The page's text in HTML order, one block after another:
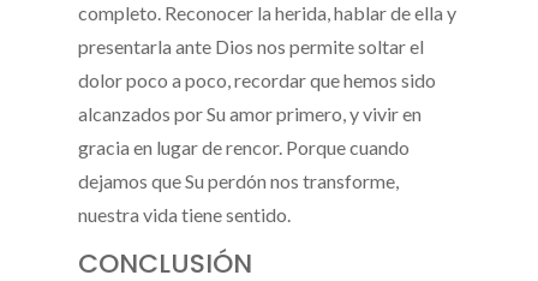
completo. Reconocer la herida, hablar de ella y
presentarla ante Dios nos permite soltar el
dolor poco a poco, recordar que hemos sido
alcanzados por Su amor primero, y vivir en
gracia en lugar de rencor. Porque cuando
dejamos que Su perdón nos transforme,
nuestra vida tiene sentido.
CONCLUSIÓN